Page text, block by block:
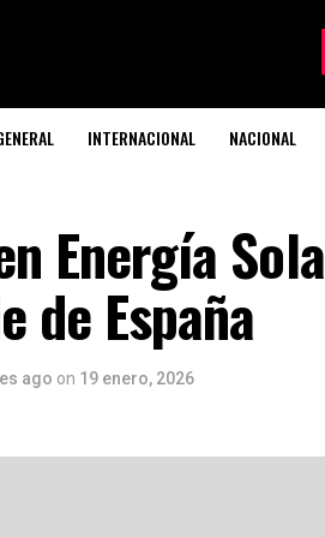
INTERNACIONAL NACIONAL
Energía
de España
ago on 19 enero, 2026